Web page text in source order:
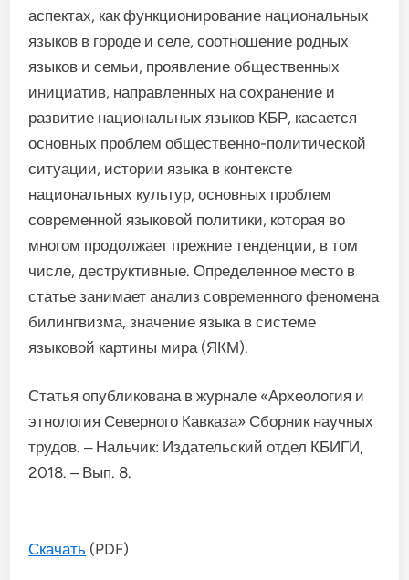
аспектах, как функционирование национальных
языков в городе и селе, соотношение родных
языков и семьи, проявление общественных
инициатив, направленных на сохранение и
развитие национальных языков КБР, касается
основных проблем общественно-политической
ситуации, истории языка в контексте
национальных культур, основных проблем
современной языковой политики, которая во
многом продолжает прежние тенденции, в том
числе, деструктивные. Определенное место в
статье занимает анализ современного феномена
билингвизма, значение языка в системе
языковой картины мира (ЯКМ).
Статья опубликована в журнале «Археология и
этнология Северного Кавказа» Сборник научных
трудов. ‒ Нальчик: Издательский отдел КБИГИ,
2018. ‒ Вып. 8.
Скачать (PDF)